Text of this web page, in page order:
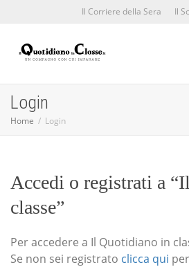
Il Corriere della Sera Il
Login
Home Login
Accedi o registrati a
classe”
Per accedere a Il Quotidiano in
Se non sei registrato clicca qui